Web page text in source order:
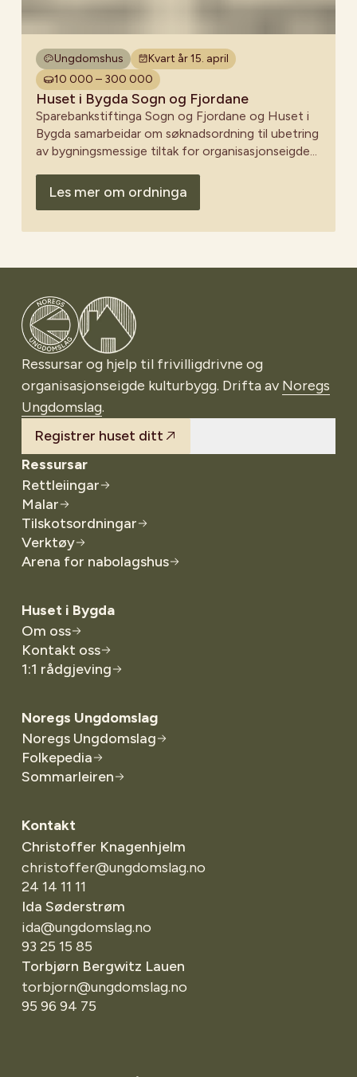
Ungdomshus
Kvart år 15. april
10 000 – 300 000
Huset i Bygda Sogn og Fjordane
Sparebankstiftinga Sogn og Fjordane og Huset i
Bygda samarbeidar om søknadsordning til ubetring
av bygningsmessige tiltak for organisasjonseigde
Les mer om ordninga
Gå til Noregs Ungdomslag
Ressursar og hjelp til frivilligdrivne og
organisasjonseigde kulturbygg. Drifta av Noregs
Ungdomslag.
Registrer huset ditt
Ressursar
Rettleiingar
Malar
Tilskotsordningar
Verktøy
Arena for nabolagshus
Huset i Bygda
Om oss
Kontakt oss
1:1 rådgjeving
Noregs Ungdomslag
Noregs Ungdomslag
Folkepedia
Sommarleiren
Kontakt
Christoffer Knagenhjelm
christoffer@ungdomslag.no
24 14 11 11
Ida Søderstrøm
ida@ungdomslag.no
93 25 15 85
Torbjørn Bergwitz Lauen
torbjorn@ungdomslag.no
95 96 94 75